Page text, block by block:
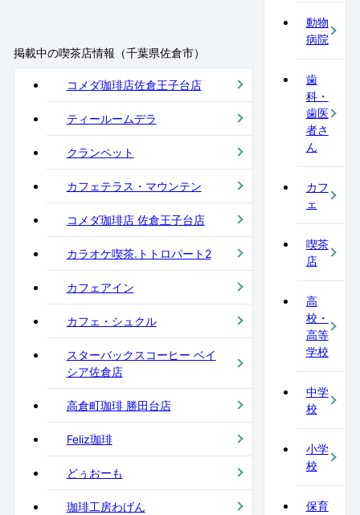
掲載中の喫茶店情報（千葉県佐倉市）
コメダ珈琲店佐倉王子台店
ティールームデラ
クランペット
カフェテラス・マウンテン
コメダ珈琲店 佐倉王子台店
カラオケ喫茶.トトロパート2
カフェアイン
カフェ・シュクル
スターバックスコーヒー ベイ
シア佐倉店
高倉町珈琲 勝田台店
Feliz珈琲
どぅおーも
珈琲工房わげん
動物
病院
歯
科・
歯医
者さ
ん
カフ
ェ
喫茶
店
高
校・
高等
学校
中学
校
小学
校
保育